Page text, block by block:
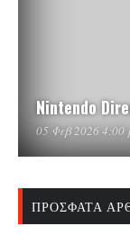
Nintendo
05 Φεβ 2026 4:00
ΠΡΌΣΦΑΤΑ